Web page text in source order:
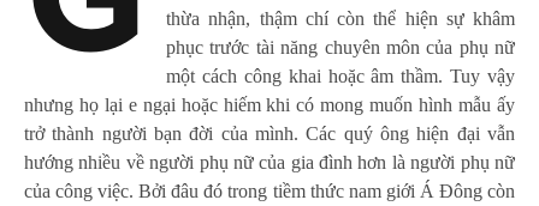
thừa nhận, thậm chí còn thể hiện sự khâm
phục trước tài năng chuyên môn của phụ nữ
một cách công khai hoặc âm thầm. Tuy vậy
nhưng họ lại e ngại hoặc hiếm khi có mong muốn hình mẫu ấy
trở thành người bạn đời của mình. Các quý ông hiện đại vẫn
hướng nhiều về người phụ nữ của gia đình hơn là người phụ nữ
của công việc. Bởi đâu đó trong tiềm thức nam giới Á Đông còn